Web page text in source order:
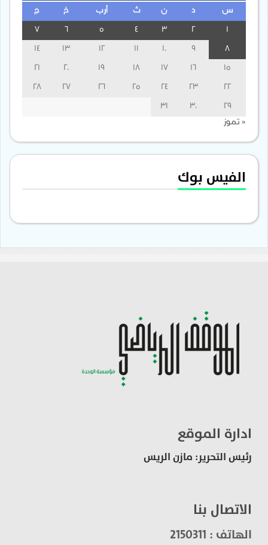
س ن ث أرب خ ج
3
13
14
15
16
17
18
19
20
21
22
23
24
25
26
27
28
29
30
31
« تموز
الفيس بوك
ادارة الموقع
رئيس التحرير: مازن الريس
الاتصال بنا
الهاتف : 2150311